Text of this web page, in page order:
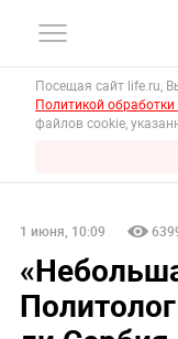
Посещая сайт life.ru,
Политикой
файлов cookie,
1 июня, 10:09